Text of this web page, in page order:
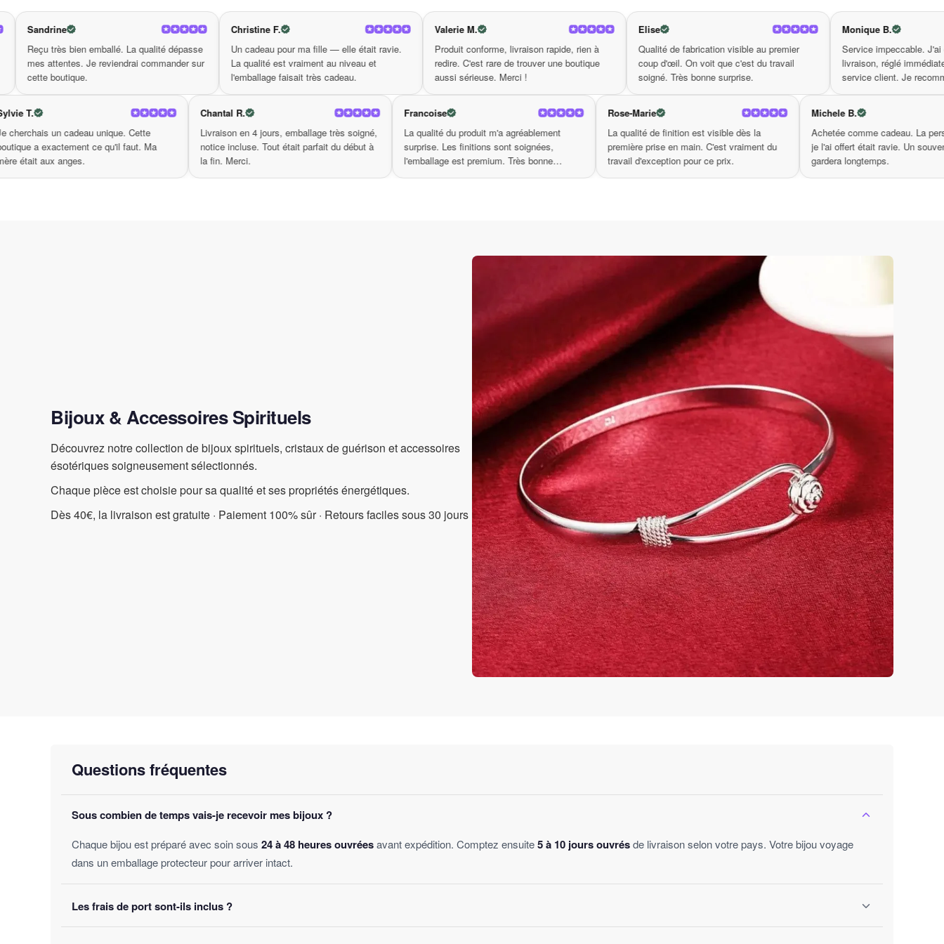
l’amitié avec cette pièce remarquable qui représente si bien ces valeurs.
Bien que chaque détail ait été soigneusement conçu, ce collier témoigne aussi de l’art de l’artisanat, faisant de chaque pièce un exemple de beauté et de
talent. Montrez à ceux qui comptent le plus pour vous à quel point vous les chérissez grâce à ce collier d’amitié pendentif, qui saura toucher le cœur de
chaque destinataire.
Alors, êtes-vous prêt à faire briller les yeux de votre ami ? Ne manquez pas l’opportunité de célébrer vos liens précieux avec ce charmant et significatif
d’amitié pendentif loup
. Adoptez ce bijou unique et laissez-le raconter l’histoire de votre amitié à travers les années, pour aujourd’hui autant que pour
demain.
La qualité dépasse
commander sur
Christine F.
Un cadeau pour ma fille — elle était ravie.
La qualité est vraiment au niveau et
l'emballage faisait très cadeau.
Valerie M.
Produit conforme, livraison rapide, rien à
redire. C'est rare de trouver une boutique
aussi sérieuse. Merci !
Qualité de fabrication visible au premier
coup d'œil. On voit que c'est du travail
soigné. Très bonne surprise.
Monique B.
Service impeccable. J'ai eu un souci de
livraison, réglé immédiatement par le
service client. Je recommande.
identique à la
ce qu'on
Je cherchais un cadeau unique. Cette
boutique a exactement ce qu'il faut. Ma
Chantal R.
Livraison en 4 jours, emballage très soigné,
notice incluse. Tout était parfait du début à
Francoise
La qualité du produit m'a agréablement
surprise. Les finitions sont soignées,
l'emballage est premium. Très bonne
Rose-Marie
La qualité de finition est visible dès la
première prise en main. C'est vraiment du
travail d'exception pour ce prix.
Achetée
je l'ai
Bijoux & Accessoires Spirituels
Découvrez notre collection de bijoux spirituels, cristaux de guérison et accessoires
ésotériques soigneusement sélectionnés.
Chaque pièce est choisie pour sa qualité et ses propriétés énergétiques.
Dès 40€, la livraison est gratuite · Paiement 100% sûr · Retours faciles sous 30 jours
Questions fréquentes
Sous combien de temps vais-je recevoir mes bijoux ?
Chaque bijou est préparé avec soin sous 24 à 48 heures ouvréesavant expédition. Comptez ensuite5 à 10 jours ouvrésde livraison selon votre pays. Votre bijou voyage
dans un emballage protecteur pour arriver intact.
Les frais de port sont-ils inclus ?